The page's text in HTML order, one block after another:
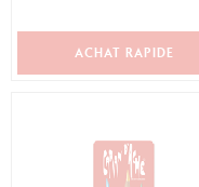
ACHAT RAPIDE